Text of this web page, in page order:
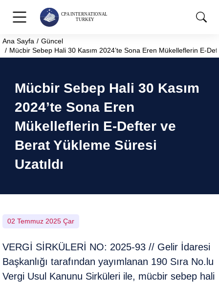
You are here:
Ana Sayfa
Güncel
Mücbir Sebep Hali 30 Kasım 2024’te Sona Eren Mükelleflerin E-
Mücbir Sebep Hali 30 Kasım
2024’te Sona Eren
Mükelleflerin E-Defter ve
Berat Yükleme Süresi
Uzatıldı
02 Temmuz 2025 Çar
VERGİ SİRKÜLERİ NO: 2025-93 // Gelir İdaresi
Başkanlığı tarafından yayımlanan 190 Sıra No.lu
Vergi Usul Kanunu Sirküleri ile, mücbir sebep hali